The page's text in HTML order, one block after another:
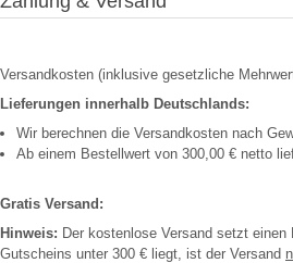
Versandkosten (inklusive gesetzliche
Lieferungen innerhalb Deutschlands:
Wir berechnen die Versandkosten nach
Ab einem Bestellwert von 300,00 € netto
Gratis Versand:
Hinweis: Der kostenlose Versand setzt
Gutscheins unter 300 € liegt, ist der Versand